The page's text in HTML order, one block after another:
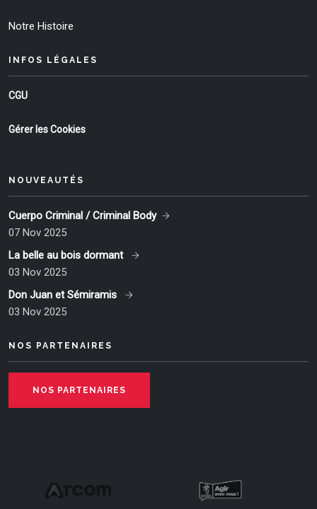
Notre Histoire
INFOS LÉGALES
CGU
Gérer les Cookies
NOUVEAUTÉS
Cuerpo Criminal / Criminal Body
07 Nov 2025
La belle au bois dormant
03 Nov 2025
Don Juan et Sémiramis
03 Nov 2025
NOS PARTENAIRES
NOS PARTENAIRES